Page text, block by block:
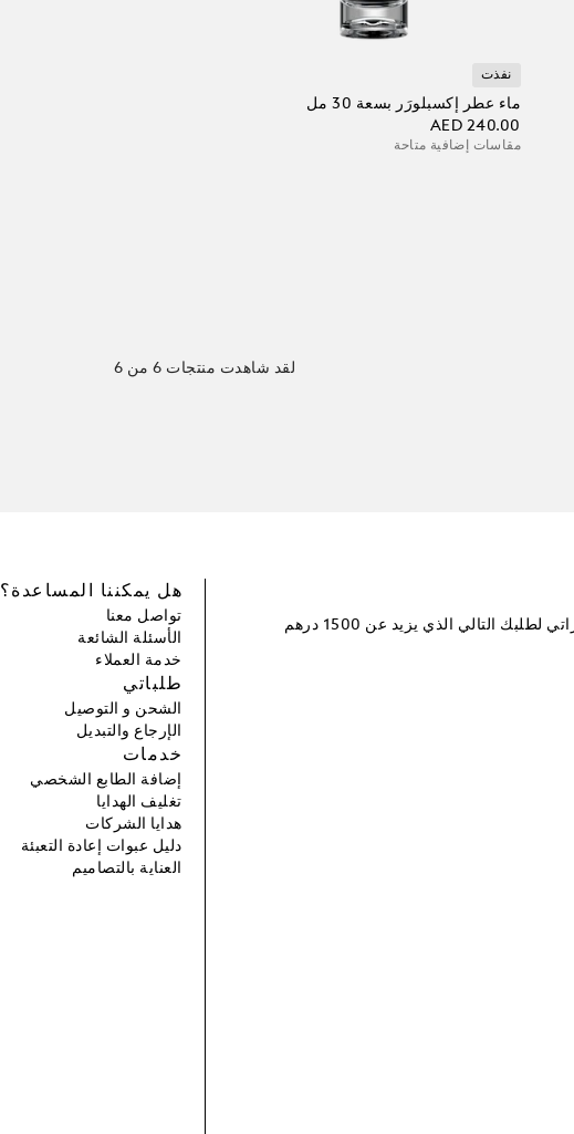
نفذت
ماء عطر إكسبلورَر بسعة 30 مل
AED 240.00
مقاسات إضافية متاحة
لقد شاهدت منتجات 6 من 6
سجل و احصل على خصم بقيمة 100 درهم إماراتي لطلبك التالي الذي يزيد عن 1500 درهم
هل يمكننا المساعدة؟
تواصل معنا
الأسئلة الشائعة
خدمة العملاء
طلباتي
الشحن و التوصيل
الإرجاع والتبديل
خدمات
إضافة الطابع الشخصي
تغليف الهدايا
هدايا الشركات
دليل عبوات إعادة التعبئة
العناية بالتصاميم